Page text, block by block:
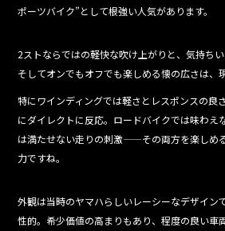
ポーツバイク”として根強い人気があります。
2ストならではの軽快な吹け上がりと、気持ちい
そしてオンでもオフでも楽しめる懐の広さは、
特にワインディングでは軽さとレスポンスの良
にダイレクトに反応。ロードバイクでは味わえ
は満たせない走りの刺激——その両方を楽しめ
力ですね。
外観は当時のヤマハらしいレーシーなデザイン
性的。希少価値の高まりもあり、程度の良い車